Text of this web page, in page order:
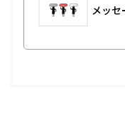
メッセ